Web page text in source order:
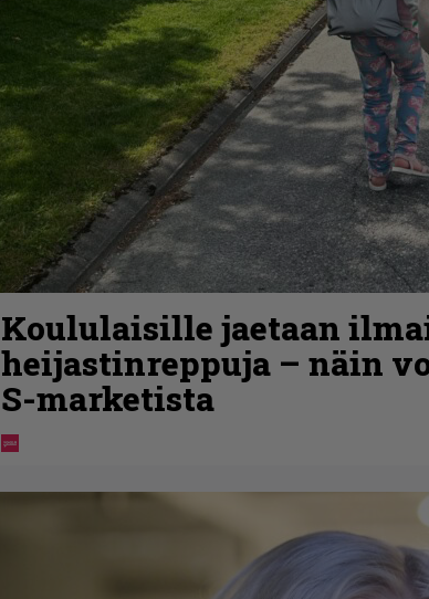
Koululaisille jaetaan
heijastinreppuja – näin
S-marketista